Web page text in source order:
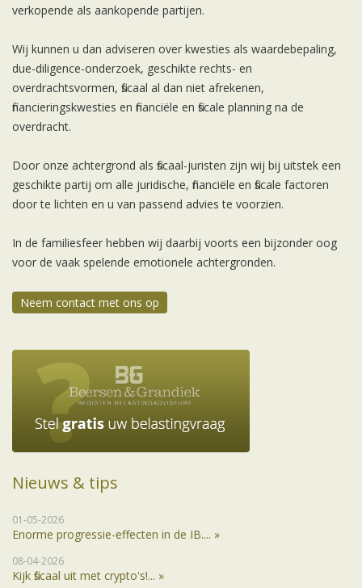
verkopende als aankopende partijen.
Wij kunnen u dan adviseren over kwesties als waardebepaling,
due-diligence-onderzoek, geschikte rechts- en
overdrachtsvormen, fiscaal al dan niet afrekenen,
financieringskwesties en financiële en fiscale planning na de
overdracht.
Door onze achtergrond als fiscaal-juristen zijn wij bij uitstek een
geschikte partij om alle juridische, financiële en fiscale factoren
door te lichten en u van passend advies te voorzien.
In de familiesfeer hebben wij daarbij voorts een bijzonder oog
voor de vaak spelende emotionele achtergronden.
Neem contact met ons op
Nieuws & tips
01-05-2026
Enorme progressie-effecten in de IB.... »
08-04-2026
Kijk fiscaal uit met crypto's!... »